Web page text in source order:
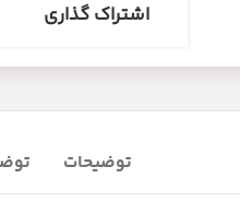
اشتراک گذاری
توضیحات